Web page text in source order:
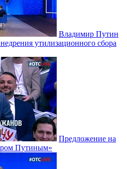
Владимир Путин
утилизационного сбора
Предложение на
Путиным»